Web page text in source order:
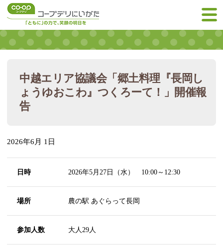
中越エリア協議会「郷土料理『長岡し
ょうゆおこわ』つくろーて！」開催報
告
2026年6月 1日
日時 2026年5月27日（水） 10:00～12:30
場所 農の駅 あぐらって長岡
参加人数 大人29人